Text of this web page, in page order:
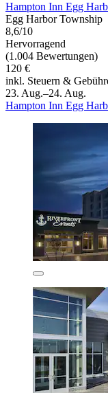
Hampton Inn Egg
Egg Harbor Township
8,6/10
Hervorragend
(1.004 Bewertungen)
120 €
inkl. Steuern &
23. Aug.–24. Aug.
Hampton Inn Egg